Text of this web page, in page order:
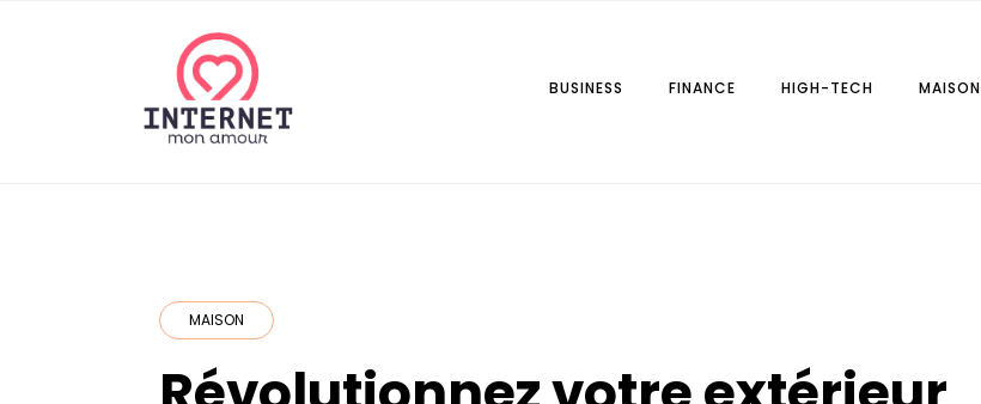
BUSINESS FINANCE HIGH-TECH MAISON
MAISON